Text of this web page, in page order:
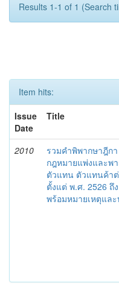
Results 1-1 of 1 (Search
Item hits:
Issue
Date
Title
2010
รวมคำพิพากษาฎีก
กฎหมายแพ่งและพ
ตัวแทน ตัวแทนค้า
ตั้งแต่ พ.ศ. 2526 ถึ
พร้อมหมายเหตุแล